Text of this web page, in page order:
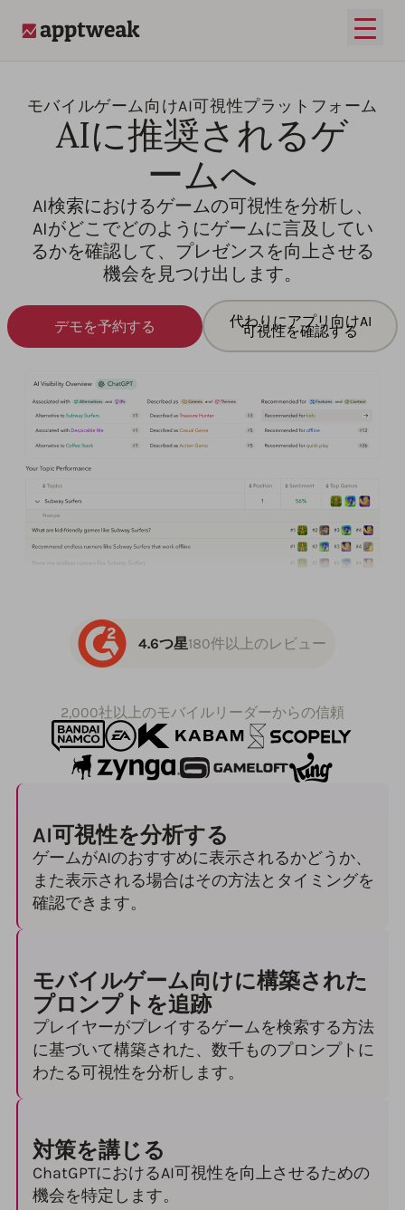
メイ
モバイルゲーム向けAI可視性プラットフォーム
AIに推奨されるゲ
ームへ
AI検索におけるゲームの可視性を分析し、
AIがどこでどのようにゲームに言及してい
るかを確認して、プレゼンスを向上させる
機会を見つけ出します。
デモを予約する 代わりにアプリ向けAI
可視性を確認する
4.6つ星180件以上のレビュー
2,000社以上のモバイルリーダーからの信頼
AI可視性を分析する
ゲームがAIのおすすめに表示されるかどうか、
また表示される場合はその方法とタイミングを
確認できます。
モバイルゲーム向けに構築された
プロンプトを追跡
プレイヤーがプレイするゲームを検索する方法
に基づいて構築された、数千ものプロンプトに
わたる可視性を分析します。
対策を講じる
ChatGPTにおけるAI可視性を向上させるための
機会を特定します。